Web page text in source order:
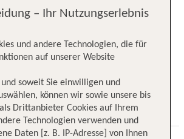
Sie
Airport Messe
telefonischer 24/7 TUI Service
– Ihr Nutzungserlebnis
und andere Technologien, die für
auf unserer Website
soweit Sie einwilligen und
können wir sowie unsere bis
Drittanbieter Cookies auf Ihrem
Technologien verwenden und
Daten [z. B. IP-Adresse] von Ihnen